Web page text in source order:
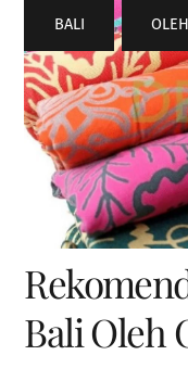
Bali Oleh
BALI ,